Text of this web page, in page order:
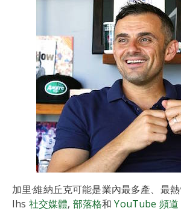
加里·維納丘克可能是業內最多產、最熱
Ihs 社交媒體, 部落格和YouTube 頻道